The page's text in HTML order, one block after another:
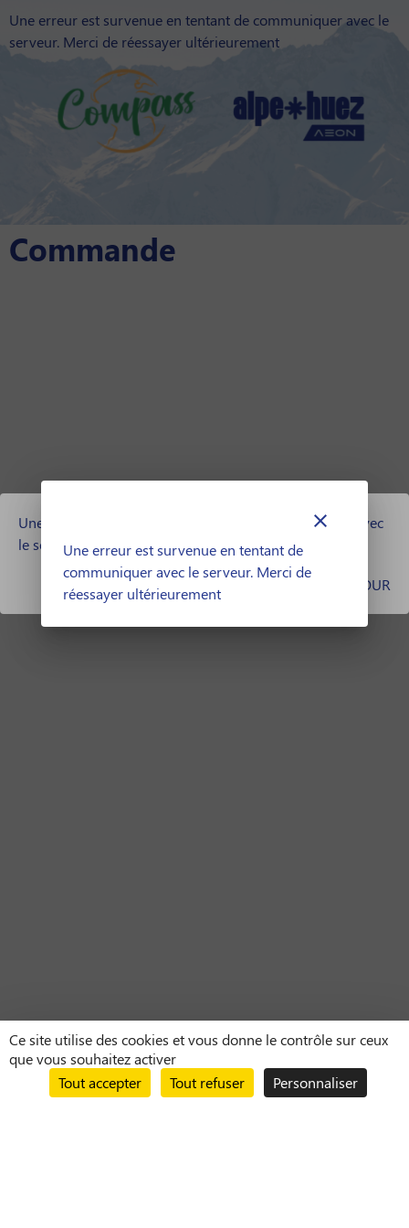
Une erreur est survenue en tentant de communiquer avec le
serveur. Merci de réessayer ultérieurement
Commande
Une erreur est survenue en tentant de communiquer avec
le serveur. Merci de réessayer ultérieurement
RETOUR
clear
Une erreur est survenue en tentant de
communiquer avec le serveur. Merci de
réessayer ultérieurement
Ce site utilise des cookies et vous donne le contrôle sur ceux
que vous souhaitez activer
Tout accepter
Tout refuser Personnaliser